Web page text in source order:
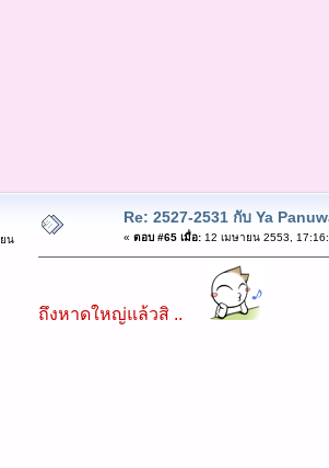
น
Re: 2527-2531 กับ Ya
« ตอบ #65 เมื่อ:12 เมษายน 2553,
ถึงหาดใหญ่แล้วสิ ..